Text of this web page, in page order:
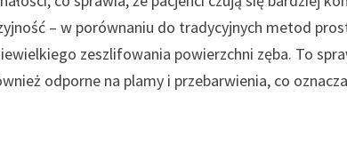
– w porównaniu do tradycyjnych metod
zeszlifowania powierzchni zęba. To
odporne na plamy i przebarwienia, co